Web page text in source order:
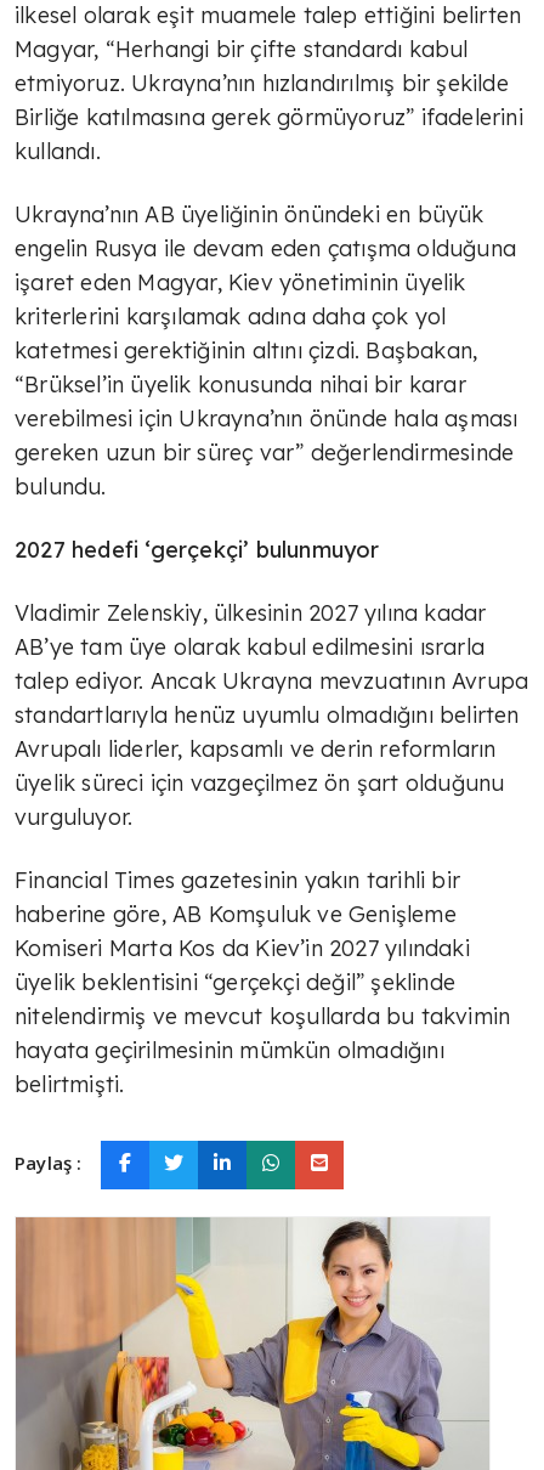
ilkesel olarak eşit muamele talep ettiğini belirten
Magyar, “Herhangi bir çifte standardı kabul
etmiyoruz. Ukrayna’nın hızlandırılmış bir şekilde
Birliğe katılmasına gerek görmüyoruz” ifadelerini
kullandı.
Ukrayna’nın AB üyeliğinin önündeki en büyük
engelin Rusya ile devam eden çatışma olduğuna
işaret eden Magyar, Kiev yönetiminin üyelik
kriterlerini karşılamak adına daha çok yol
katetmesi gerektiğinin altını çizdi. Başbakan,
“Brüksel’in üyelik konusunda nihai bir karar
verebilmesi için Ukrayna’nın önünde hala aşması
gereken uzun bir süreç var” değerlendirmesinde
bulundu.
2027 hedefi ‘gerçekçi’ bulunmuyor
Vladimir Zelenskiy, ülkesinin 2027 yılına kadar
AB’ye tam üye olarak kabul edilmesini ısrarla
talep ediyor. Ancak Ukrayna mevzuatının Avrupa
standartlarıyla henüz uyumlu olmadığını belirten
Avrupalı liderler, kapsamlı ve derin reformların
üyelik süreci için vazgeçilmez ön şart olduğunu
vurguluyor.
Financial Times gazetesinin yakın tarihli bir
haberine göre, AB Komşuluk ve Genişleme
Komiseri Marta Kos da Kiev’in 2027 yılındaki
üyelik beklentisini “gerçekçi değil” şeklinde
nitelendirmiş ve mevcut koşullarda bu takvimin
hayata geçirilmesinin mümkün olmadığını
belirtmişti.
Paylaş :